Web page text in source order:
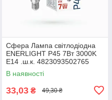
Сфера Лампа світлодіодна
ENERLIGHT P45 7Вт 3000K
E14 .ш.к. 4823093502765
19824
В наявності
33,03 ₴ 49,30 ₴